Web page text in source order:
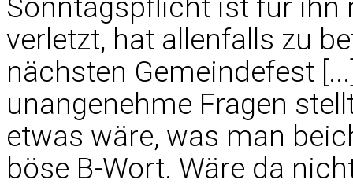
Sonntagspflicht ist für ihn
verletzt, hat allenfalls zu
nächsten Gemeindefest
unangenehme Fragen
etwas wäre, was man
böse B-Wort. Wäre da